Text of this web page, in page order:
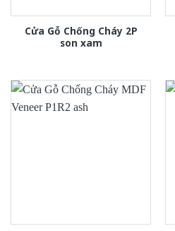
Cửa Gỗ Chống Cháy 2P
son xam